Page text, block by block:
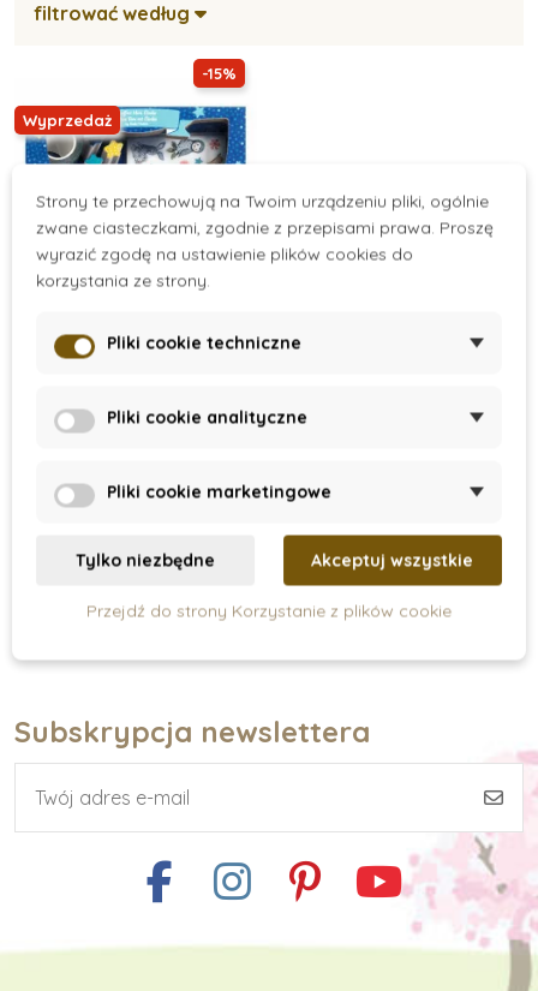
filtrować według
-15%
Wyprzedaż
On Stock
pisania listów -
papeteria Elodie
Subskrypcja newslettera
Strony te przechowują na Twoim urządzeniu pliki, ogólnie
zwane ciasteczkami, zgodnie z przepisami prawa. Proszę
wyrazić zgodę na ustawienie plików cookies do
korzystania ze strony.
Pliki cookie techniczne
Pliki cookie analityczne
Pliki cookie marketingowe
Tylko niezbędne Akceptuj wszystkie
Przejdź do strony Korzystanie z plików cookie